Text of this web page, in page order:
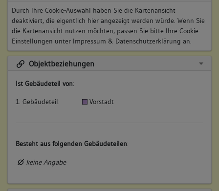
Durch Ihre Cookie-Auswahl haben Sie die Kartenansicht
deaktiviert, die eigentlich hier angezeigt werden würde. Wenn Sie
die Kartenansicht nutzen möchten, passen Sie bitte Ihre Cookie-
Einstellungen unter Impressum & Datenschutzerklärung an.
Objektbeziehungen
Ist Gebäudeteil von:
1. Gebäudeteil: Vorstadt
Besteht aus folgenden Gebäudeteilen:
keine Angabe